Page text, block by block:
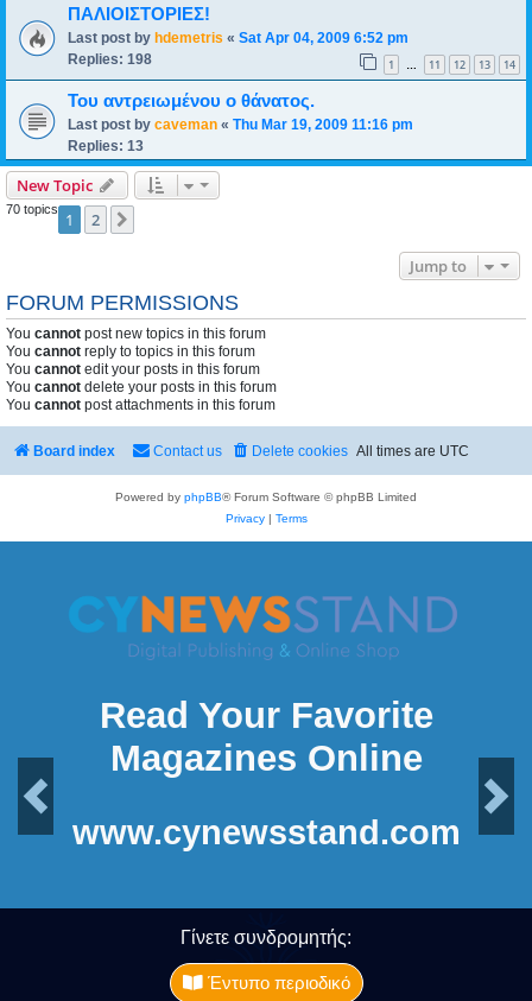
ΠΑΛΙΟΙΣΤΟΡΙΕΣ!
Last post by hdemetris « Sat Apr 04, 2009 6:52 pm
Replies: 198 1 11 12 13 14
Του αντρειωμένου ο θάνατος.
Last post by caveman « Thu Mar 19, 2009 11:16 pm
Replies: 13
New Topic
70 topics 1 2
Jump to
FORUM PERMISSIONS
You cannot post new topics in this forum
You cannot reply to topics in this forum
You cannot edit your posts in this forum
You cannot delete your posts in this forum
You cannot post attachments in this forum
Board index All times are UTC
Delete cookies
Contact us
Powered by phpBB® Forum Software © phpBB Limited
Privacy| Terms
Read Your Favorite
Magazines Online
Next
www.cynewsstand.com
Γίνετε συνδρομητής:
Έντυπο περιοδικό